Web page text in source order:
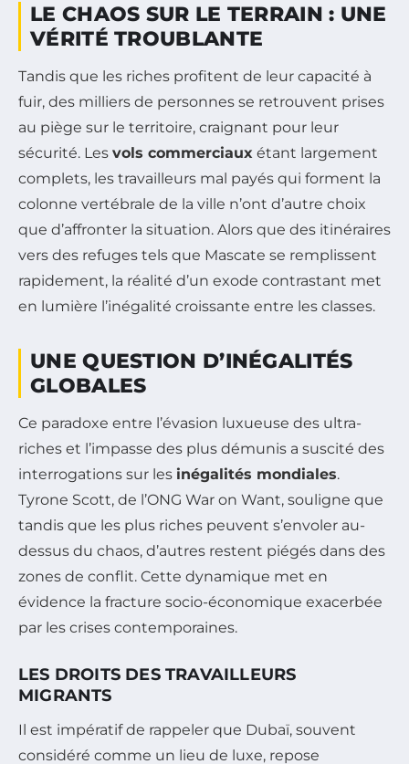
LE CHAOS SUR LE TERRAIN : UNE
VÉRITÉ TROUBLANTE
Tandis que les riches profitent de leur capacité à
fuir, des milliers de personnes se retrouvent prises
au piège sur le territoire, craignant pour leur
sécurité. Les vols commerciaux étant largement
complets, les travailleurs mal payés qui forment la
colonne vertébrale de la ville n’ont d’autre choix
que d’affronter la situation. Alors que des itinéraires
vers des refuges tels que Mascate se remplissent
rapidement, la réalité d’un exode contrastant met
en lumière l’inégalité croissante entre les classes.
UNE QUESTION D’INÉGALITÉS
GLOBALES
Ce paradoxe entre l’évasion luxueuse des ultra-
riches et l’impasse des plus démunis a suscité des
interrogations sur les inégalités mondiales.
Tyrone Scott, de l’ONG War on Want, souligne que
tandis que les plus riches peuvent s’envoler au-
dessus du chaos, d’autres restent piégés dans des
zones de conflit. Cette dynamique met en
évidence la fracture socio-économique exacerbée
par les crises contemporaines.
LES DROITS DES TRAVAILLEURS
MIGRANTS
Il est impératif de rappeler que Dubaï, souvent
considéré comme un lieu de luxe, repose